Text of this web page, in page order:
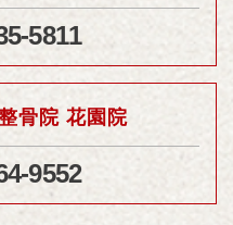
5811
骨院 花園院
9552